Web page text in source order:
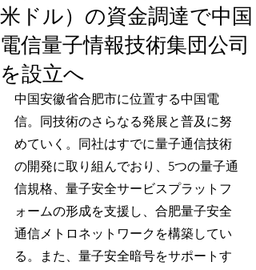
米ドル）の資金調達で中国
電信量子情報技術集団公司
を設立へ
中国安徽省合肥市に位置する中国電
信。同技術のさらなる発展と普及に努
めていく。同社はすでに量子通信技術
の開発に取り組んでおり、5つの量子通
信規格、量子安全サービスプラットフ
ォームの形成を支援し、合肥量子安全
通信メトロネットワークを構築してい
る。また、量子安全暗号をサポートす